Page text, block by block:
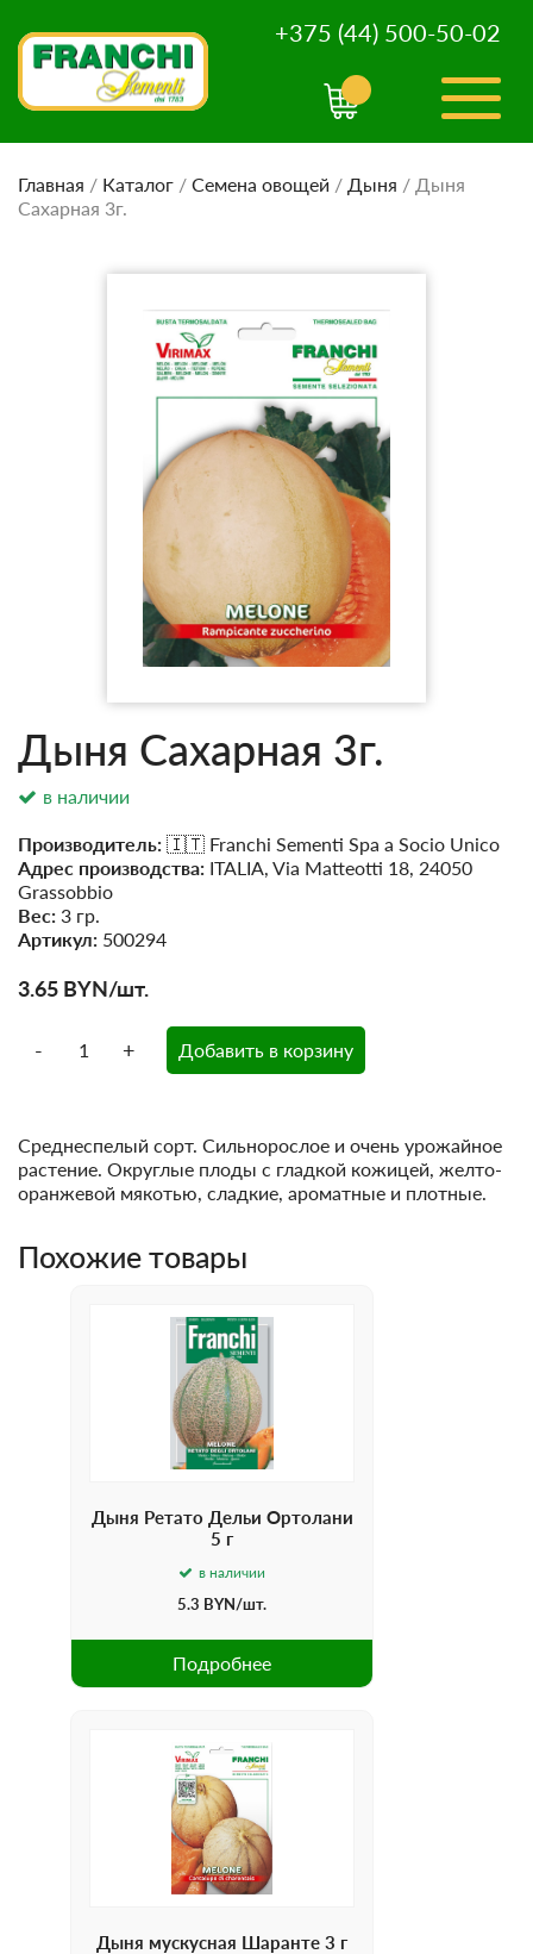
+375 (44) 500-50-02
Главная / Каталог / Семена овощей / Дыня / Дыня
Сахарная 3г.
Дыня Сахарная 3г.
в наличии
Производитель: 🇮🇹 Franchi Sementi Spa a Socio Unico
Адрес производства: ITALIA, Via Matteotti 18, 24050
Grassobbio
Вес: 3 гр.
Артикул: 500294
3.65 BYN/шт.
- + Добавить в корзину
Среднеспелый сорт. Сильнорослое и очень урожайное
растение. Округлые плоды с гладкой кожицей, желто-
оранжевой мякотью, сладкие, ароматные и плотные.
Похожие товары
Дыня Ретато Дельи Ортолани
5 г
в наличии
5.3 BYN/шт.
Подробнее
Дыня мускусная Шаранте 3 г